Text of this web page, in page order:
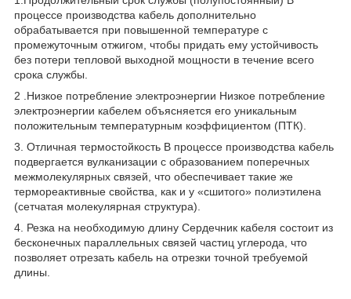
процессе производства кабель дополнительно
обрабатывается при повышенной температуре с
промежуточным отжигом, чтобы придать ему устойчивость
без потери тепловой выходной мощности в течение всего
срока службы.
2 .Низкое потребление электроэнергии Низкое потребление
электроэнергии кабелем объясняется его уникальным
положительным температурным коэффициентом (ПТК).
3. Отличная термостойкость В процессе производства кабель
подвергается вулканизации с образованием поперечных
межмолекулярных связей, что обеспечивает такие же
термореактивные свойства, как и у «сшитого» полиэтилена
(сетчатая молекулярная структура).
4. Резка на необходимую длину Сердечник кабеля состоит из
бесконечных параллельных связей частиц углерода, что
позволяет отрезать кабель на отрезки точной требуемой
длины.